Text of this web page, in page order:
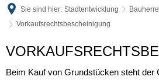
Sie sind hier: Stadtentwicklung
Vorkaufsrechtsbescheinigung
Beim Kauf von Grundstücken steht der